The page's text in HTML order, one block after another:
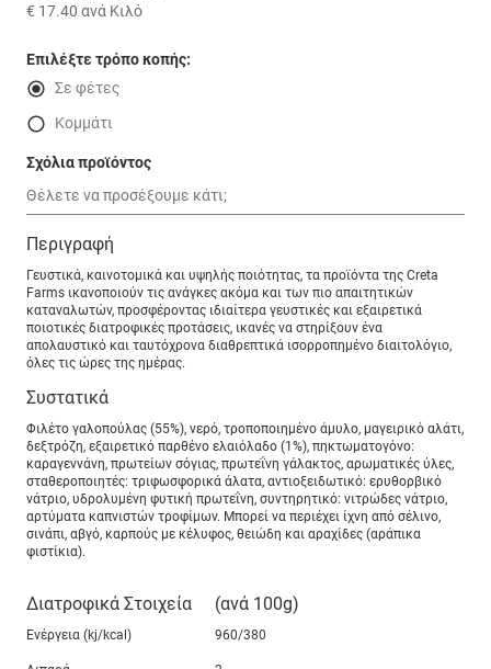
€ 17.40 ανά Κιλό
Επιλέξτε τρόπο κοπής:
Σε φέτες
Κομμάτι
Σχόλια προϊόντος
Περιγραφή
Γευστικά, καινοτομικά και υψηλής ποιότητας, τα προϊόντα της Creta
Farms ικανοποιούν τις ανάγκες ακόμα και των πιο απαιτητικών
καταναλωτών, προσφέροντας ιδιαίτερα γευστικές και εξαιρετικά
ποιοτικές διατροφικές προτάσεις, ικανές να στηρίξουν ένα
απολαυστικό και ταυτόχρονα διαθρεπτικά ισορροπημένο διαιτολόγιο,
όλες τις ώρες της ημέρας.
Συστατικά
Φιλέτο γαλοπούλας (55%), νερό, τροποποιημένο άμυλο, μαγειρικό αλάτι,
δεξτρόζη, εξαιρετικό παρθένο ελαιόλαδο (1%), πηκτωματογόνο:
καραγεννάνη, πρωτείων σόγιας, πρωτεΐνη γάλακτος, αρωματικές ύλες,
σταθεροποιητές: τριφωσφορικά άλατα, αντιοξειδωτικό: ερυθορβικό
νάτριο, υδρολυμένη φυτική πρωτεΐνη, συντηρητικό: νιτρώδες νάτριο,
αρτύματα καπνιστών τροφίμων. Μπορεί να περιέχει ίχνη από σέλινο,
σινάπι, αβγό, καρπούς με κέλυφος, θειώδη και αραχίδες (αράπικα
φιστίκια).
Διατροφικά Στοιχεία (ανά 100g)
Ενέργεια (kj/kcal) 960/380